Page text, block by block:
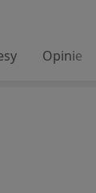
Opinie